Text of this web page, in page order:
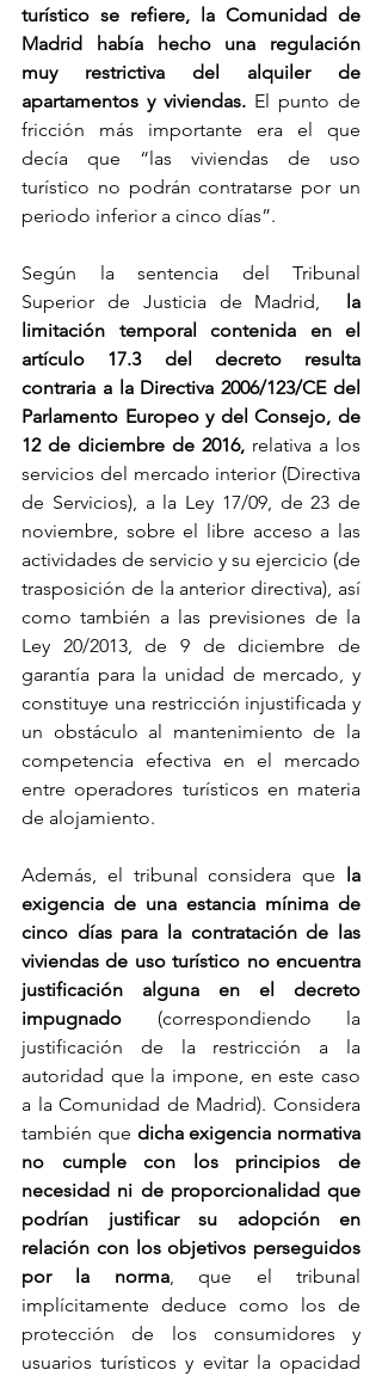
turístico se refiere, la Comunidad de
Madrid había hecho una regulación
muy restrictiva del alquiler de
apartamentos y viviendas. El punto de
fricción más importante era el que
decía que “las viviendas de uso
turístico no podrán contratarse por un
periodo inferior a cinco días”.
Según la sentencia del Tribunal
Superior de Justicia de Madrid,
la
limitación temporal contenida en el
artículo 17.3 del decreto resulta
contraria a la Directiva 2006/123/CE del
Parlamento Europeo y del Consejo, de
12 de diciembre de 2016, relativa a los
servicios del mercado interior (Directiva
de Servicios), a la Ley 17/09, de 23 de
noviembre, sobre el libre acceso a las
actividades de servicio y su ejercicio (de
trasposición de la anterior directiva), así
como también a las previsiones de la
Ley 20/2013, de 9 de diciembre de
garantía para la unidad de mercado, y
constituye una restricción injustificada y
un obstáculo al mantenimiento de la
competencia efectiva en el mercado
entre operadores turísticos en materia
de alojamiento.
Además, el tribunal considera que
la
exigencia de una estancia mínima de
cinco días para la contratación de las
viviendas de uso turístico no encuentra
justificación alguna en el decreto
impugnado (correspondiendo la
justificación de la restricción a la
autoridad que la impone, en este caso
a la Comunidad de Madrid). Considera
también que dicha exigencia normativa
no cumple con los principios de
necesidad ni de proporcionalidad que
podrían justificar su adopción en
relación con los objetivos perseguidos
por la norma, que el tribunal
implícitamente deduce como los de
protección de los consumidores y
usuarios turísticos y evitar la opacidad